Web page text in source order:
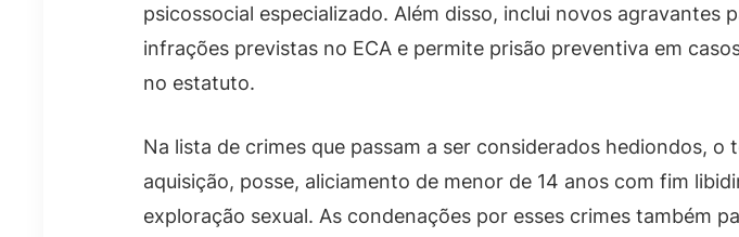
psicossocial especializado. Além disso, inclui novos
infrações previstas no ECA e permite prisão preventiva em
no estatuto.
Na lista de crimes que passam a ser considerados hediondos,
aquisição, posse, aliciamento de menor de 14 anos com fim
exploração sexual. As condenações por esses crimes também